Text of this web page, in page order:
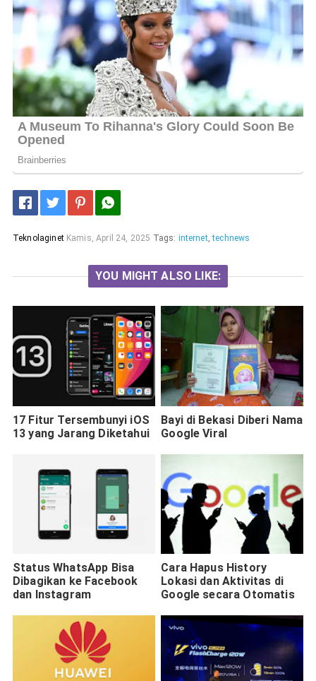
Teknolaginet Kamis, April 24, 2025 Tags: internet,technews
YOU MIGHT ALSO LIKE:
17 Fitur Tersembunyi iOS
13 yang Jarang Diketahui
Bayi di Bekasi Diberi Nama
Google Viral
Status WhatsApp Bisa
Dibagikan ke Facebook
dan Instagram
Cara Hapus History
Lokasi dan Aktivitas di
Google secara Otomatis